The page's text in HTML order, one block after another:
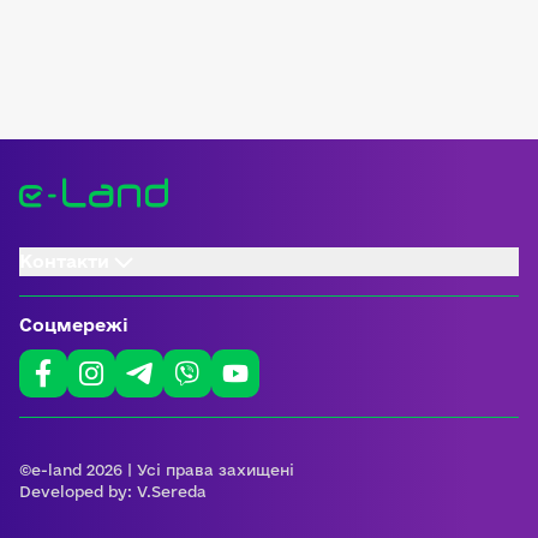
Соцмережі
©e-land 2026 | Усі права захищені
Developed by: V.Sereda